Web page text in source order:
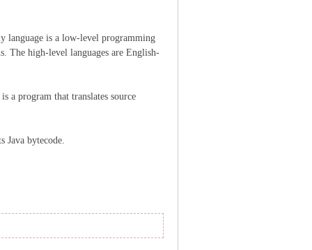
language is a low-level programming
The high-level languages are English-
a program that translates source
Java bytecode.